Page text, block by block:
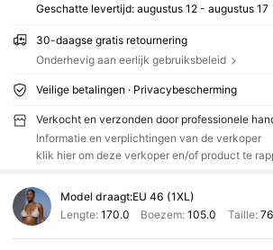
Geschatte levertijd: augustus 12 - augustus 17
30-daagse gratis retournering
Onderhevig aan eerlijk gebruiksbeleid
Veilige betalingen · Privacybescherming
Verkocht en verzonden door professionele
Informatie en verplichtingen van de verkoper
klik hier om deze verkoper en/of product te
Model draagt:EU 46 (1XL)
Lengte: 170.0 Boezem:105.0 Taille: